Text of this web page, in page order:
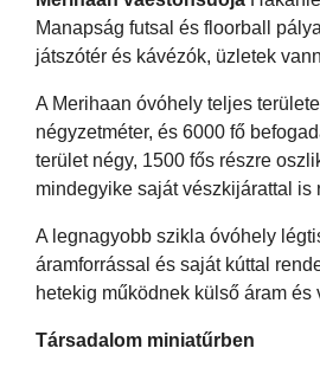
Manapság futsal és floorball
játszótér és kávézók, üzletek
A Merihaan óvóhely teljes
négyzetméter, és 6000 fő
terület négy, 1500 fős részre
mindegyike saját vészkijárattal is
A legnagyobb szikla óvóhely
áramforrással és saját kúttal
hetekig működnek külső áram és
Társadalom miniatűrben